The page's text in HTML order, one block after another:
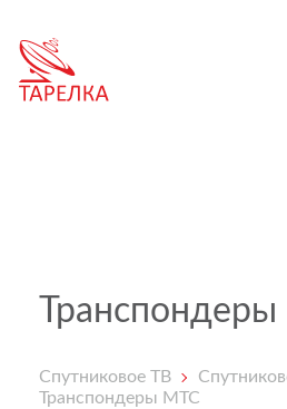
Спутниковое ТВ
Транспондеры МТС